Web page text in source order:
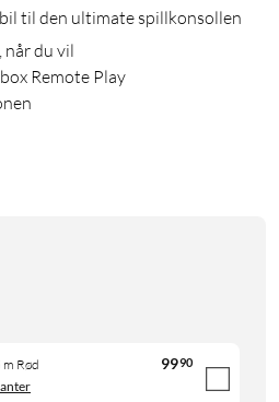
til den ultimate spillkonsollen
når du vil
Remote Play
m Rød 9990